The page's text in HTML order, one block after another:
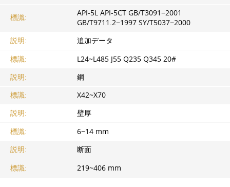
標識:
API-5L API-5CT GB/T3091−2001
GB/T9711.2−1997 SY/T5037−2000
説明:
追加データ
標識:
L24~L485 J55 Q235 Q345 20#
説明:
鋼
標識:
Х42~X70
説明:
壁厚
標識:
6~14 mm
説明:
断面
標識:
219~406 mm